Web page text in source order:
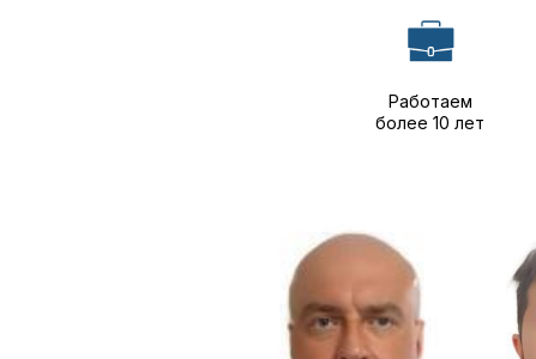
Работаем
более 10 лет